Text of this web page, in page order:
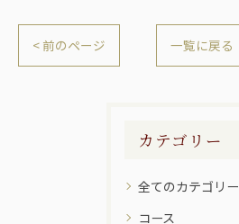
< 前のページ 一覧に戻る
カテゴリー
全てのカテゴリー
コース